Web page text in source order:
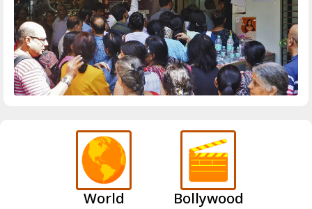
World Bollywood